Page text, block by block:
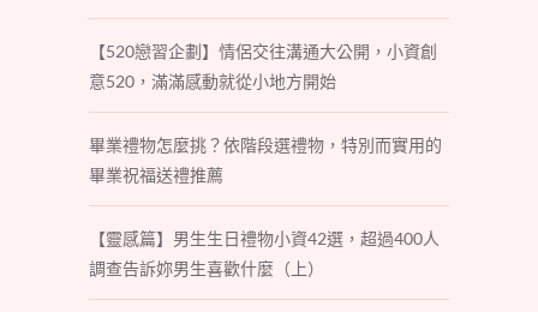
【520戀習企劃】情侶交往溝通大公開，小資創
意520，滿滿感動就從小地方開始
畢業禮物怎麼挑？依階段選禮物，特別而實用的
畢業祝福送禮推薦
【靈感篇】男生生日禮物小資42選，超過400人
調查告訴妳男生喜歡什麼（上）